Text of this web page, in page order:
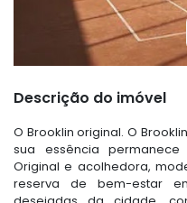
Descrição do imóvel
O Brooklin original. O
sua essência
Original e acolhedora,
reserva de bem-estar